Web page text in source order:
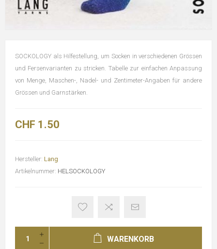
SOCKOLOGY als Hilfestellung, um Socken in verschiedenen Grössen
und Fersenvarianten zu stricken. Tabelle zur einfachen Anpassung
von Menge, Maschen-, Nadel- und Zentimeter-Angaben für andere
Grössen und Garnstärken.
CHF 1.50
Hersteller: Lang
Artikelnummer: HELSOCKOLOGY
WARENKORB